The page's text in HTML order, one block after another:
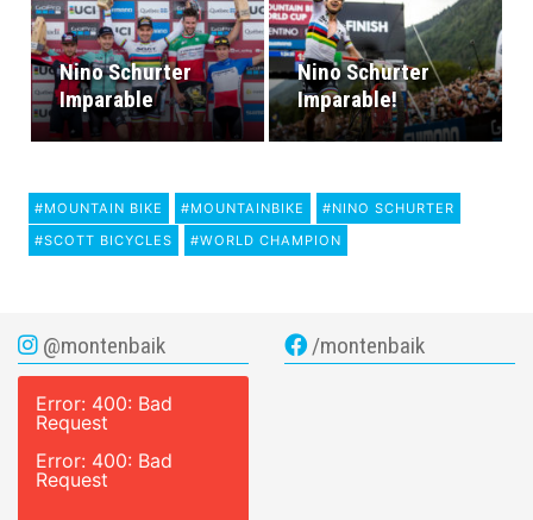
Nino Schurter
Imparable
Nino Schurter
Imparable!
#MOUNTAIN BIKE #MOUNTAINBIKE
#NINO SCHURTER
#SCOTT BICYCLES
#WORLD CHAMPION
@montenbaik
Error: 400: Bad
Request
Error: 400: Bad
Request
/montenbaik